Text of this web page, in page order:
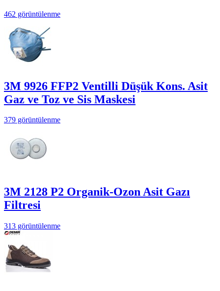
462 görüntülenme
3M 9926 FFP2 Ventilli Düşük Kons. Asit
Gaz ve Toz ve Sis Maskesi
379 görüntülenme
3M 2128 P2 Organik-Ozon Asit Gazı
Filtresi
313 görüntülenme